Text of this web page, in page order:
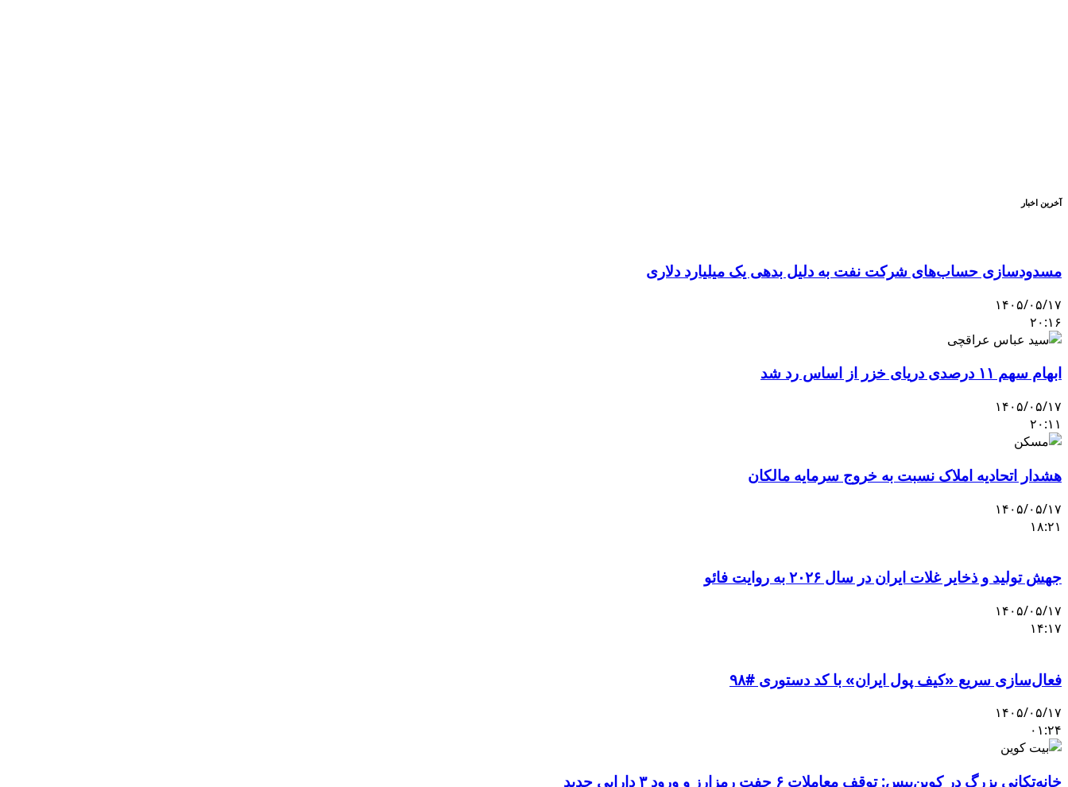
آخرین اخبار
مسدودسازی حساب‌های شرکت نفت به دلیل بدهی یک میلیارد دلاری
۱۴۰۵/۰۵/۱۷
۲۰:۱۶
ابهام سهم ۱۱ درصدی دریای خزر از اساس رد شد
۱۴۰۵/۰۵/۱۷
۲۰:۱۱
هشدار اتحادیه املاک نسبت به خروج سرمایه مالکان
۱۴۰۵/۰۵/۱۷
۱۸:۲۱
جهش تولید و ذخایر غلات ایران در سال ۲۰۲۶ به روایت فائو
۱۴۰۵/۰۵/۱۷
۱۴:۱۷
فعال‌سازی سریع «کیف پول ایران» با کد دستوری #۹۸
۱۴۰۵/۰۵/۱۷
۰۱:۲۴
خانه‌تکانی بزرگ در کوین‌بیس: توقف معاملات ۶ جفت رمزارز و ورود ۳ دارایی جدید